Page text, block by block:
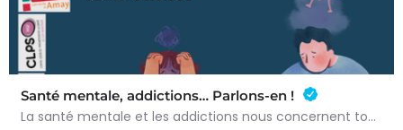
Santé mentale, addictions… Parlons-en !
La santé mentale et les addictions nous concernent toutes et tous. Il n'est pas toujours facile de savoir…